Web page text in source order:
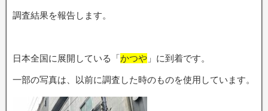
調査結果を報告します。
日本全国に展開している「かつや 」に到着です。
一部の写真は、以前に調査した時のものを使用しています。